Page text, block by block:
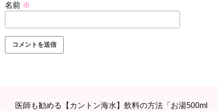
名前 ※
医師も勧める【カントン海水】飲料の方法「お湯500ml